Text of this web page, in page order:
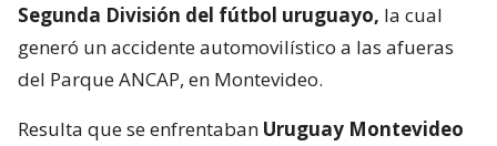
Segunda División del fútbol uruguayo, la cual
generó un accidente automovilístico a las afueras
del Parque ANCAP, en Montevideo.
Resulta que se enfrentaban Uruguay Montevideo